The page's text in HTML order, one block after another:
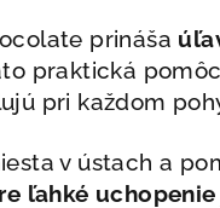
prináša
praktická
pri každom
v ústach a
ľahké uchopenie